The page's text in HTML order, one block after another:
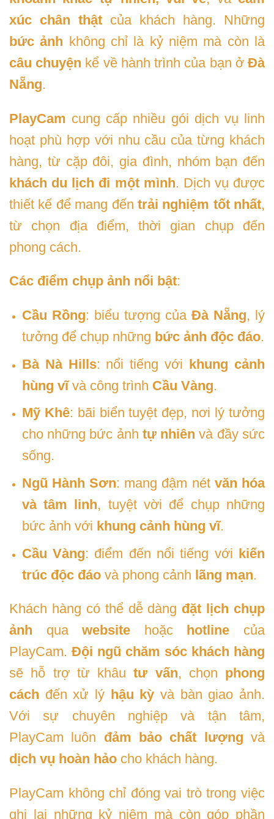
xúc chân thật của khách hàng. Những
bức ảnh không chỉ là kỷ niệm mà còn là
câu chuyện kể về hành trình của bạn ởĐà
Nẵng.
PlayCam cung cấp nhiều gói dịch vụ linh
hoạt phù hợp với nhu cầu của từng khách
hàng, từ cặp đôi, gia đình, nhóm bạn đến
khách du lịch đi một mình. Dịch vụ được
thiết kế để mang đến trải nghiệm tốt nhất,
từ chọn địa điểm, thời gian chụp đến
phong cách.
Các điểm chụp ảnh nổi bật:
Cầu Rồng: biểu tượng của Đà Nẵng, lý
tưởng để chụp những bức ảnh độc đáo.
Bà Nà Hills: nổi tiếng với khung cảnh
hùng vĩvà công trình Cầu Vàng.
Mỹ Khê: bãi biển tuyệt đẹp, nơi lý tưởng
cho những bức ảnh tự nhiên và đầy sức
sống.
Ngũ Hành Sơn: mang đậm nét văn hóa
và tâm linh, tuyệt vời để chụp những
bức ảnh với khung cảnh hùng vĩ.
Cầu Vàng: điểm đến nổi tiếng với kiến
trúc độc đáovà phong cảnh lãng mạn.
Khách hàng có thể dễ dàng đặt lịch chụp
ảnh quawebsite hoặc hotline của
PlayCam. Đội ngũ chăm sóc khách hàng
sẽ hỗ trợ từ khâutư vấn, chọn phong
cách đến xử lý hậu kỳ và bàn giao ảnh.
Với sự chuyên nghiệp và tận tâm,
PlayCam luôn đảm bảo chất lượng và
dịch vụ hoàn hảo cho khách hàng.
PlayCam không chỉ đóng vai trò trong việc
ghi lại những kỷ niệm mà còn góp phần